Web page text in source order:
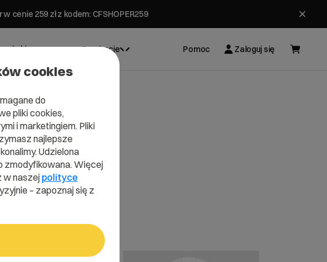
259 zł z kodem: CFSHOPER259
biznesowe Inspiracje Pomoc Zaloguj się
cookies
do
pliki cookies,
i marketingiem. Pliki
najlepsze
Udzielona
zmodyfikowana. Więcej
w naszej polityce
– zapoznaj się z